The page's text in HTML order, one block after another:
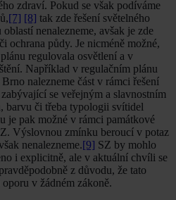
zdraví. Pokud se však podíváme
[7] [8] tak zde řešení světelného
nenalezneme, avšak je zde
ochrana půdy. Je nicméně možné,
regulovala osvětlení a v
Například v regulačním plánu
nalezneme část v rámci řešení
se veřejným a slavnostním
barvu či třeba typologii svítidel
je pak možné v rámci památkové
Výslovnou zmínku beroucí v potaz
nenalezneme.[9] SZ by mohlo
i explicitně, ale v aktuální chvíli se
z důvodu, že tato
v žádném zákoně.